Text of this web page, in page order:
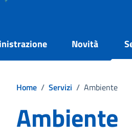
Novità
Home / Servizi / Ambiente
Ambiente